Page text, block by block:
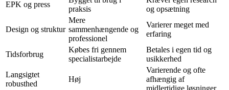
EPK og press
praksis
og opsætning
Design og struktur
Mere
sammenhængende og
professionel
Varierer meget med
erfaring
Tidsforbrug
Købes fri gennem
specialistarbejde
Betales i egen tid og
usikkerhed
Langsigtet
robusthed
Høj
Varierende og ofte
afhængig af
midlertidige løsninger